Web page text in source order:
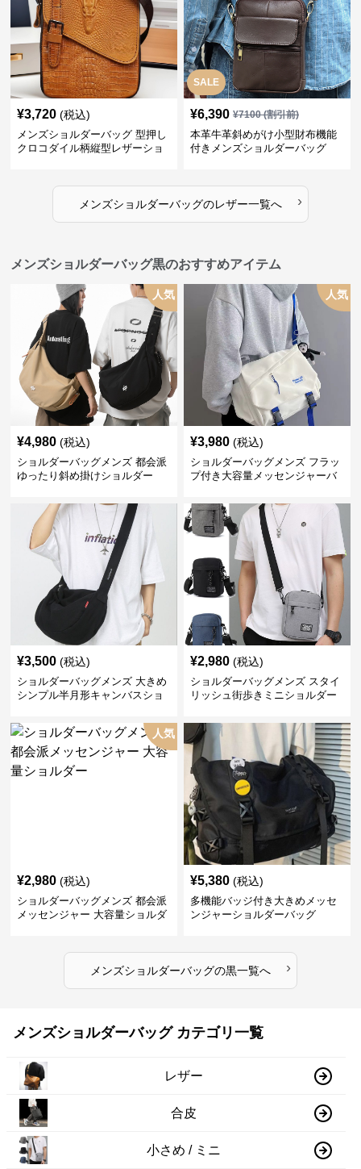
¥3,720 (税込)
メンズショルダーバッグ 型押し
クロコダイル柄縦型レザーショ
SALE
¥6,390 ¥7100(割引前)
本革牛革斜めがけ小型財布機能
付きメンズショルダーバッグ
メンズショルダーバッグのレザー一覧へ ›
メンズショルダーバッグ黒のおすすめアイテム
人気
¥4,980 (税込)
ショルダーバッグメンズ 都会派
ゆったり斜め掛けショルダー
人気
¥3,980 (税込)
ショルダーバッグメンズ フラッ
プ付き大容量メッセンジャーバ
¥3,500 (税込)
ショルダーバッグメンズ 大きめ
シンプル半月形キャンバスショ
¥2,980 (税込)
ショルダーバッグメンズ スタイ
リッシュ街歩きミニショルダー
人気
¥2,980 (税込)
ショルダーバッグメンズ 都会派
メッセンジャー 大容量ショルダ
¥5,380 (税込)
多機能バッジ付き大きめメッセ
ンジャーショルダーバッグ
メンズショルダーバッグの黒一覧へ ›
メンズショルダーバッグ カテゴリ一覧
レザー
合皮
小さめ / ミニ